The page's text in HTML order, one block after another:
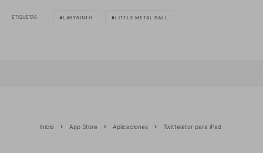
ETIQUETAS LABYRINTH LITTLE METAL BALL
Inicio App Store Aplicaciones Twittelator para iPad